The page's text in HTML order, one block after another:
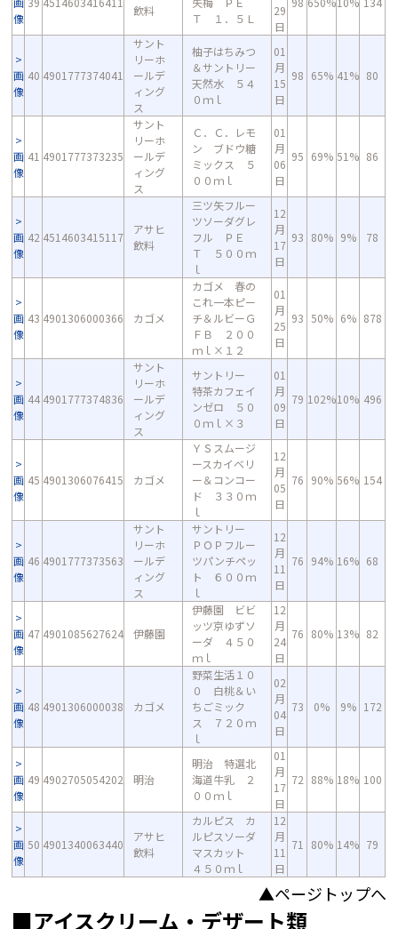
像
飲料
Ｔ １．５Ｌ
29
日
画
像
40 4901777374041
サント
リーホ
ールデ
ィング
ス
柚子はちみつ
＆サントリー
天然水 ５４
０ｍｌ
01
月
15
日
98 65% 41% 80
画
像
41 4901777373235
サント
リーホ
ールデ
ィング
ス
Ｃ．Ｃ．レモ
ン ブドウ糖
ミックス ５
００ｍｌ
01
月
06
日
95 69% 51% 86
画
像
42 4514603415117
アサヒ
飲料
三ツ矢フルー
ツソーダグレ
フル ＰＥ
Ｔ ５００ｍ
ｌ
12
月
17
日
93 80% 9% 78
画
像
43 4901306000366 カゴメ
カゴメ 春の
これ一本ピー
チ＆ルビーＧ
ＦＢ ２００
ｍｌ×１２
01
月
25
日
93 50% 6% 878
画
像
44 4901777374836
サント
リーホ
ールデ
ィング
ス
サントリー
特茶カフェイ
ンゼロ ５０
０ｍｌ×３
01
月
09
日
79 102%10% 496
画
像
45 4901306076415 カゴメ
ＹＳスムージ
ースカイベリ
ー＆コンコー
ド ３３０ｍ
ｌ
12
月
05
日
76 90% 56% 154
画
像
46 4901777373563
サント
リーホ
ールデ
ィング
ス
サントリー
ＰＯＰフルー
ツパンチペッ
ト ６００ｍ
ｌ
12
月
11
日
76 94% 16% 68
画
像
47 4901085627624 伊藤園
伊藤園 ビビ
ッツ京ゆずソ
ーダ ４５０
ｍｌ
12
月
24
日
76 80% 13% 82
画
像
48 4901306000038 カゴメ
野菜生活１０
０ 白桃＆い
ちごミック
ス ７２０ｍ
ｌ
02
月
04
日
73 0% 9% 172
画
像
49 4902705054202 明治
明治 特選北
海道牛乳 ２
００ｍｌ
01
月
17
日
72 88% 18% 100
画
像
50 4901340063440
アサヒ
飲料
カルピス カ
ルピスソーダ
マスカット
４５０ｍｌ
12
月
11
日
71 80% 14% 79
▲ページトップへ
■アイスクリーム・デザート類